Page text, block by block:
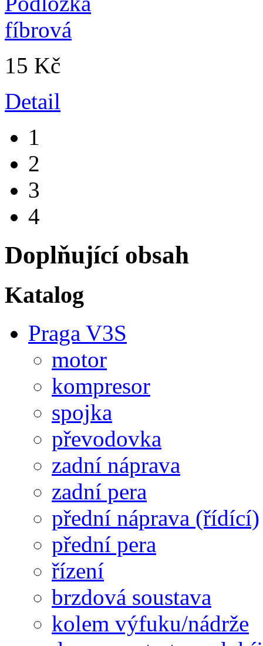
15 Kč
Detail
1
2
3
4
Doplňující obsah
Katalog
Praga V3S
motor
kompresor
spojka
převodovka
zadní náprava
zadní pera
přední náprava (řídící)
přední pera
řízení
brzdová soustava
kolem výfuku/nádrže